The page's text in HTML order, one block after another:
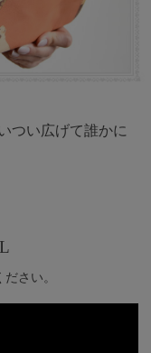
つい広げて誰かに
さい。